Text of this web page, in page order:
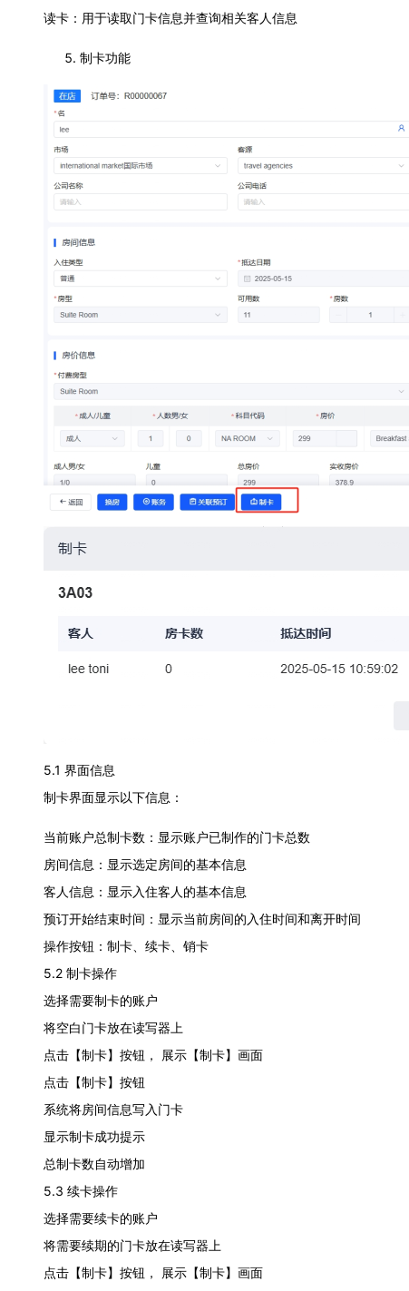
读卡：用于读取门卡信息并查询相关客人信息
制卡功能
5.1 界面信息
制卡界面显示以下信息：
当前账户总制卡数：显示账户已制作的门卡总数
房间信息：显示选定房间的基本信息
客人信息：显示入住客人的基本信息
预订开始结束时间：显示当前房间的入住时间和离开时间
操作按钮：制卡、续卡、销卡
5.2 制卡操作
选择需要制卡的账户
将空白门卡放在读写器上
点击【制卡】按钮， 展示【制卡】画面
点击【制卡】按钮
系统将房间信息写入门卡
显示制卡成功提示
总制卡数自动增加
5.3 续卡操作
选择需要续卡的账户
将需要续期的门卡放在读写器上
点击【制卡】按钮， 展示【制卡】画面